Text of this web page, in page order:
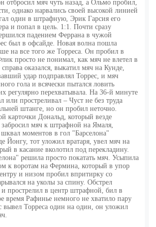
отбросил мяч чуть назад, а Ольмо пробил,
однако нарвались своей высокой линией
один в штрафную, Эрик Гарсия его
и попал в цель. 1:1. Почти сразу
падением Феррана в чужой
был в офсайде. Новая волна пошла
на все того же Торреса. Он пробил в
просто не понимал, как мяч не влетел в
оказался, выкатил мяч на Кунде,
удар подправлял Торрес, и мяч
гола и всячески пытался ловить
регулярно перехватывала. На 36-й минуте
или простреливал – Чуст не без труда
штанге, но он пробил неточно.
Дональд, который везде
мяч к штрафной на Ямаля,
моментов в гол "Барселона"
Йонгу, тот уложил вратаря, увел мяч на
в касание вколотил под перекладину.
решила просто покатать мяч. Усыпила
к воротам на Фермина, который в упор
и низом пробил впритирку со
на уколы за спину. Обстрел
прострелил в центр штрафной, бил в
время Рафинье немного не хватило пару
вывел Торреса один на один, он уложил